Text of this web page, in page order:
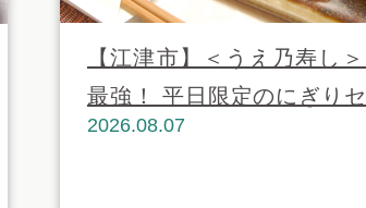
【江津市】＜うえ乃寿し
最強！ 平日限定のにぎりセ
2026.08.07